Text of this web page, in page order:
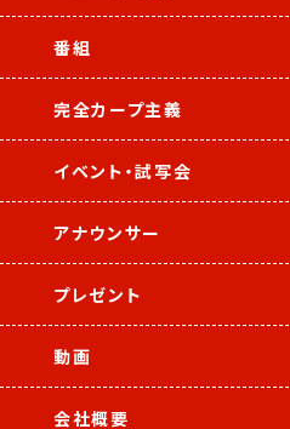
番組
完全カープ主義
イベント・試写会
アナウンサー
プレゼント
動画
会社概要